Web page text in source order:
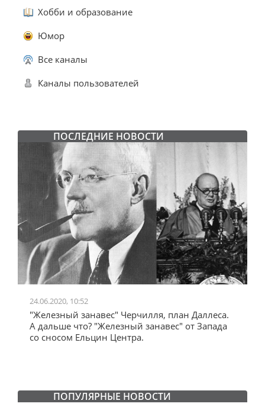
Хобби и образование
Юмор
Все каналы
Каналы пользователей
ПОСЛЕДНИЕ НОВОСТИ
24.06.2020, 10:52
"Железный занавес" Черчилля, план Даллеса.
А дальше что? "Железный занавес" от Запада
со сносом Ельцин Центра.
ПОПУЛЯРНЫЕ НОВОСТИ